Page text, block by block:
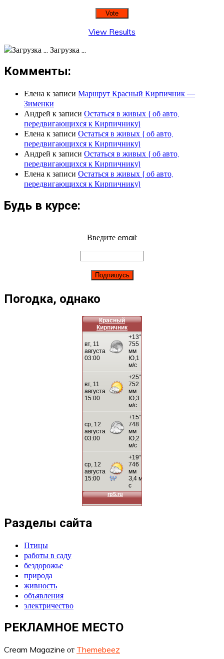
View Results
Загрузка ...
Комменты:
Елена к записи Маршрут Красный Кирпичник —
Зименки
Андрей к записи Остаться в живых ( об авто,
передвигающихся к Кирпичнику)
Елена к записи Остаться в живых ( об авто,
передвигающихся к Кирпичнику)
Андрей к записи Остаться в живых ( об авто,
передвигающихся к Кирпичнику)
Елена к записи Остаться в живых ( об авто,
передвигающихся к Кирпичнику)
Будь в курсе:
Введите email:
Погодка, однако
Красный
Кирпичник
Разделы сайта
Птицы
работы в саду
бездорожье
природа
живность
объявления
электричество
РЕКЛАМНОЕ МЕСТО
Cream Magazine от Themebeez